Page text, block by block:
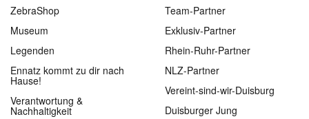
ZebraShop
Museum
Legenden
Ennatz kommt zu dir nach
Hause!
Verantwortung &
Nachhaltigkeit
Team-Partner
Exklusiv-Partner
Rhein-Ruhr-Partner
NLZ-Partner
Vereint-sind-wir-Duisburg
Duisburger Jung